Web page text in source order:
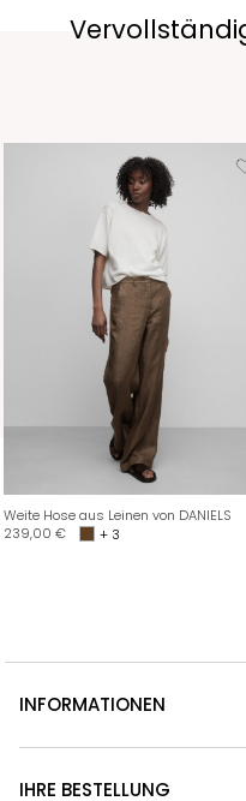
Weite Hose aus Leinen von DANIELS
239,00 € + 3
INFORMATIONEN
IHRE BESTELLUNG